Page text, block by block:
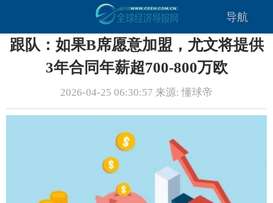
导航
跟队：如果B席愿意加盟，尤文将提供
3年合同年薪超700-800万欧
2026-04-25 06:30:57 来源: 懂球帝